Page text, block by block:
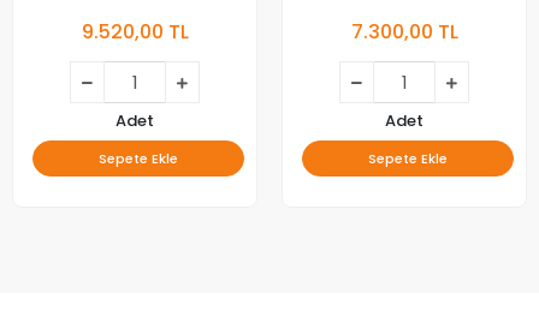
9.520,00 TL
Adet
Sepete Ekle
7.300,00 TL
Adet
Sepete Ekle